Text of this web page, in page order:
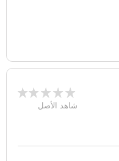
شاهد الأصل